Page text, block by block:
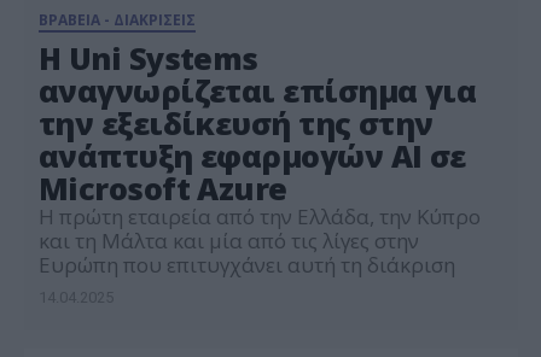
ΒΡΑΒΕΙΑ - ΔΙΑΚΡΙΣΕΙΣ
Η Uni Systems
αναγνωρίζεται επίσημα για
την εξειδίκευσή της στην
ανάπτυξη εφαρμογών AI σε
Microsoft Azure
Η πρώτη εταιρεία από την Ελλάδα, την Κύπρο
και τη Μάλτα και μία από τις λίγες στην
Ευρώπη που επιτυγχάνει αυτή τη διάκριση